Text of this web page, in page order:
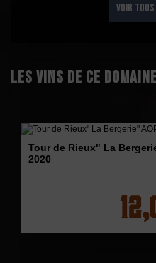
VOIR
Les vins de ce domaine
Tour de Rieux" La
2020